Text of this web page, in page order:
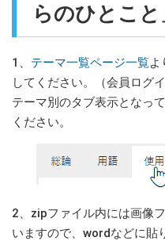
らのひとこ
1、 テーマ一覧ページ一覧よ
してください。（会員ログ
テーマ別のタブ表示となっ
ください。
2、zipファイル内には画像
いますので、wordなどに貼